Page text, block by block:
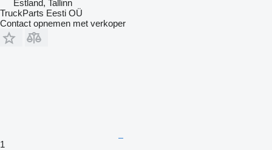
Estland, Tallinn
TruckParts Eesti OÜ
Contact opnemen met verkoper
1